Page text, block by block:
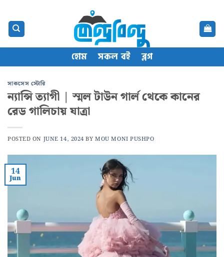
content
হোম সকল বই ব্লগ
সাকসেস স্টোরি
ন্যান্সি ত্যাগী | স্মল টাউন গার্ল থেকে কানের
রেড গালিচায় যাত্রা
POSTED ON JUNE 14, 2024 BYMOU MONI PUSHPO
14
Jun